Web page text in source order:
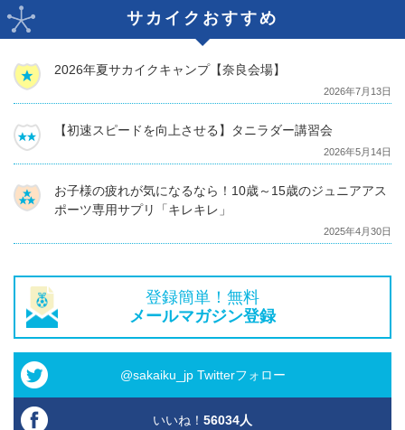
サカイクおすすめ
2026年夏サカイクキャンプ【奈良会場】
2026年7月13日
【初速スピードを向上させる】タニラダー講習会
2026年5月14日
お子様の疲れが気になるなら！10歳～15歳のジュニアアス
ポーツ専用サプリ「キレキレ」
2025年4月30日
登録簡単！無料
メールマガジン登録
@sakaiku_jp Twitterフォロー
いいね！ 56034人